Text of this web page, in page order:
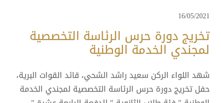
16/05/2021
تخريج دورة حرس الرئاسة التخصصية
لمجندي الخدمة الوطنية
شهد اللواء الركن سعيد راشد الشحي، قائد القوات البرية،
حفل تخريج دورة حرس الرئاسة التخصصية لمجندي الخدمة